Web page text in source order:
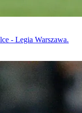
- Legia Warszawa.